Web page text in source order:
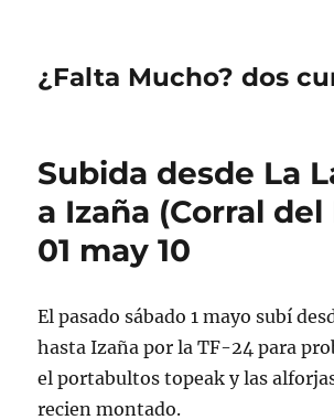
¿Falta Mucho? dos
Subida desde La
a Izaña (Corral del
01 may 10
El pasado sábado 1 mayo subí
hasta Izaña por la TF-24 para
el portabultos topeak y las
recien montado.